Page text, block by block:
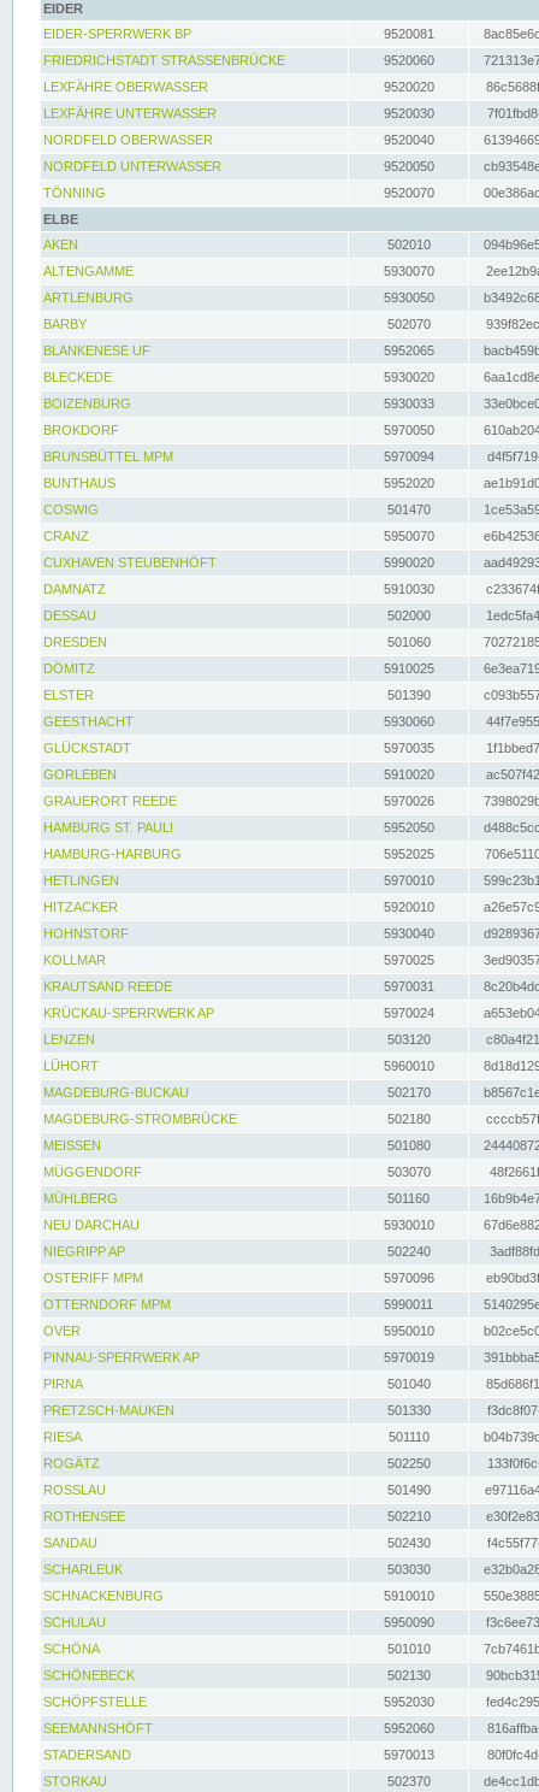
EIDER
EIDER-SPERRWERK BP
9520081
FRIEDRICHSTADT STRASSENBRÜCKE
9520060
LEXFÄHRE OBERWASSER
9520020
LEXFÄHRE UNTERWASSER
9520030
NORDFELD OBERWASSER
9520040
NORDFELD UNTERWASSER
9520050
TÖNNING
9520070
ELBE
AKEN
502010
ALTENGAMME
5930070
ARTLENBURG
5930050
BARBY
502070
BLANKENESE UF
5952065
BLECKEDE
5930020
BOIZENBURG
5930033
BROKDORF
5970050
BRUNSBÜTTEL MPM
5970094
BUNTHAUS
5952020
COSWIG
501470
CRANZ
5950070
CUXHAVEN STEUBENHÖFT
5990020
DAMNATZ
5910030
DESSAU
502000
DRESDEN
501060
DÖMITZ
5910025
ELSTER
501390
GEESTHACHT
5930060
GLÜCKSTADT
5970035
GORLEBEN
5910020
GRAUERORT REEDE
5970026
HAMBURG ST. PAULI
5952050
HAMBURG-HARBURG
5952025
HETLINGEN
5970010
HITZACKER
5920010
HOHNSTORF
5930040
KOLLMAR
5970025
KRAUTSAND REEDE
5970031
KRÜCKAU-SPERRWERK AP
5970024
LENZEN
503120
LÜHORT
5960010
MAGDEBURG-BUCKAU
502170
MAGDEBURG-STROMBRÜCKE
502180
MEISSEN
501080
MÜGGENDORF
503070
MÜHLBERG
501160
NEU DARCHAU
5930010
NIEGRIPP AP
502240
OSTERIFF MPM
5970096
OTTERNDORF MPM
5990011
OVER
5950010
PINNAU-SPERRWERK AP
5970019
PIRNA
501040
PRETZSCH-MAUKEN
501330
RIESA
501110
ROGÄTZ
502250
ROSSLAU
501490
ROTHENSEE
502210
SANDAU
502430
SCHARLEUK
503030
SCHNACKENBURG
5910010
SCHULAU
5950090
SCHÖNA
501010
SCHÖNEBECK
502130
SCHÖPFSTELLE
5952030
SEEMANNSHÖFT
5952060
STADERSAND
5970013
STORKAU
502370